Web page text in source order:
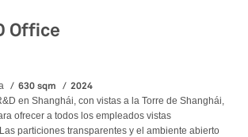
Office
630 sqm 2024
en Shanghái, con vistas a la Torre de Shanghái,
ofrecer a todos los empleados vistas
particiones transparentes y el ambiente abierto